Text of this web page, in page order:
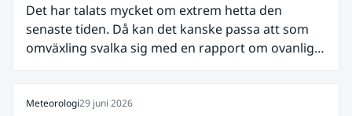
Det har talats mycket om extrem hetta den
senaste tiden. Då kan det kanske passa att som
omväxling svalka sig med en rapport om ovanligt
Meteorologi29 juni 2026